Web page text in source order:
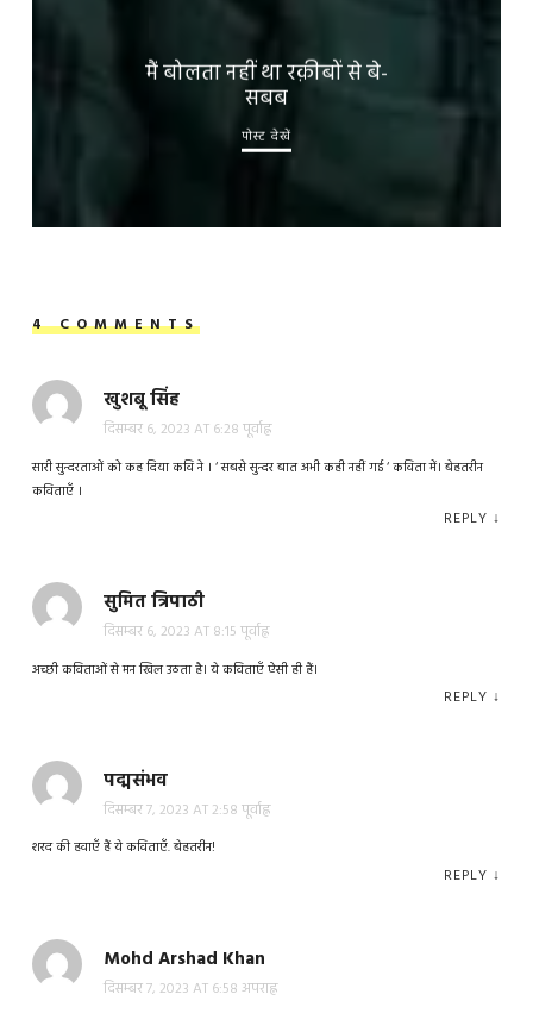
मैं बोलता नहीं था रक़ीबों से बे-
सबब
पोस्ट देखें
4 COMMENTS
खुशबू सिंह
दिसम्बर 6, 2023 AT 6:28 पूर्वाह्न
सारी सुन्दरताओं को कह दिया कवि ने । ‘ सबसे सुन्दर बात अभी कही नहीं गई ‘ कविता में। बेहतरीन
कविताएँ ।
REPLY ↓
सुमित त्रिपाठी
दिसम्बर 6, 2023 AT 8:15 पूर्वाह्न
अच्छी कविताओं से मन खिल उठता है। ये कविताएँ ऐसी ही हैं।
REPLY ↓
पद्मसंभव
दिसम्बर 7, 2023 AT 2:58 पूर्वाह्न
शरद की हवाएँ हैं ये कविताएँ. बेहतरीन!
REPLY ↓
Mohd Arshad Khan
दिसम्बर 7, 2023 AT 6:58 अपराह्न